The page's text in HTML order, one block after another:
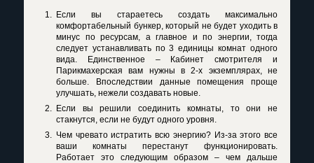
Если вы стараетесь создать максимально
комфортабельный бункер, который не будет уходить в
минус по ресурсам, а главное и по энергии, тогда
следует устанавливать по 3 единицы комнат одного
вида. Единственное – Кабинет смотрителя и
Парикмахерская вам нужны в 2-х экземплярах, не
больше. Впоследствии данные помещения проще
улучшать, нежели создавать новые.
Если вы решили соединить комнаты, то они не
стакнутся, если не будут одного уровня.
Чем чревато истратить всю энергию? Из-за этого все
ваши комнаты перестанут функционировать.
Работает это следующим образом – чем дальше